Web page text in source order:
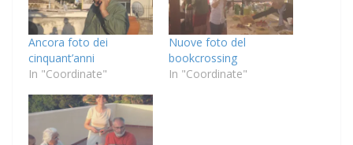
Ancora foto dei
cinquant’anni
In "Coordinate"
Nuove foto del
bookcrossing
In "Coordinate"